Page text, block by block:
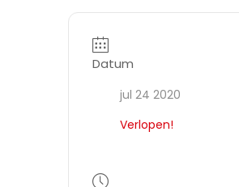
Datum
jul 24 2020
Verlopen!